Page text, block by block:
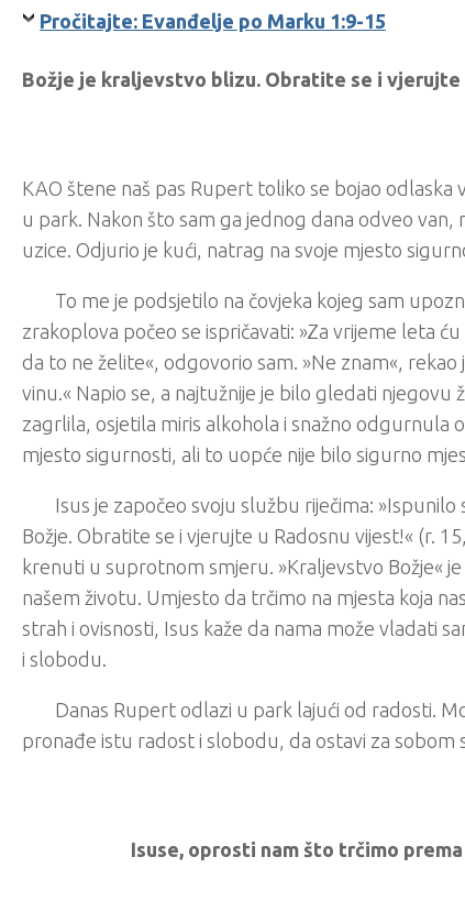
Pročitajte: Evanđelje po Marku 1:9-15
Božje je kraljevstvo blizu. Obratite se i vjerujte
KAO štene naš pas Rupert toliko se bojao odlaska
u park. Nakon što sam ga jednog dana odveo van,
uzice. Odjurio je kući, natrag na svoje mjesto
To me je podsjetilo na čovjeka kojeg sam
zrakoplova počeo se ispričavati: »Za vrijeme leta ću
da to ne želite«, odgovorio sam. »Ne znam«, rekao
vinu.« Napio se, a najtužnije je bilo gledati njegovu
zagrlila, osjetila miris alkohola i snažno odgurnula
mjesto sigurnosti, ali to uopće nije bilo sigurno
Isus je započeo svoju službu riječima:
Božje. Obratite se i vjerujte u Radosnu vijest!« (r.
krenuti u suprotnom smjeru. »Kraljevstvo Božje«
našem životu. Umjesto da trčimo na mjesta koja
strah i ovisnosti, Isus kaže da nama može vladati
i slobodu.
Danas Rupert odlazi u park lajući od radosti.
pronađe istu radost i slobodu, da ostavi za sobom
Isuse, oprosti nam što trčimo